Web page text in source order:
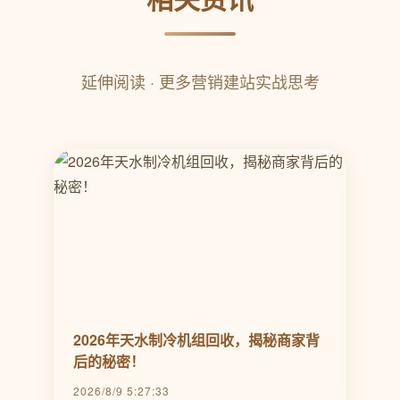
延伸阅读 · 更多营销建站实战思考
2026年天水制冷机组回收，揭秘商家背
后的秘密！
2026/8/9 5:27:33